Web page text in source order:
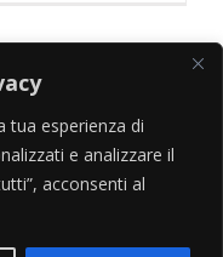
tua esperienza di
e analizzare il
acconsenti al
Blogger | Influencer